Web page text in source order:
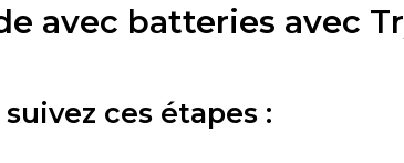
avec batteries avec
ces étapes :